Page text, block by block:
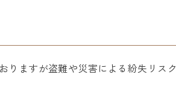
りますが盗難や災害による紛失リスク